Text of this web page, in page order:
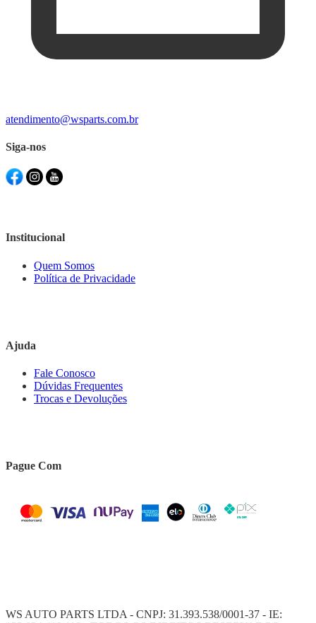
atendimento@wsparts.com.br
Siga-nos
Institucional
Quem Somos
Política de Privacidade
Ajuda
Fale Conosco
Dúvidas Frequentes
Trocas e Devoluções
Pague Com
WS AUTO PARTS LTDA - CNPJ: 31.393.538/0001-37 - IE: